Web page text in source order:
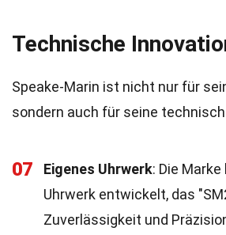
Technische
Speake-Marin ist nicht nur für
sondern auch für seine
07 Eigenes Uhrwerk: Die
Uhrwerk entwickelt, das
Zuverlässigkeit und